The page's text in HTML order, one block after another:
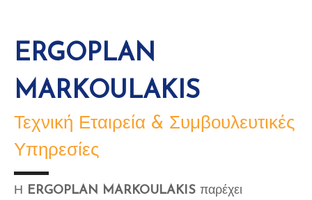
ERGOPLAN
MARKOULAKIS
Τεχνική Εταιρεία & Συμβουλευτικές
Υπηρεσίες
Η ERGOPLAN MARKOULAKIS παρέχει